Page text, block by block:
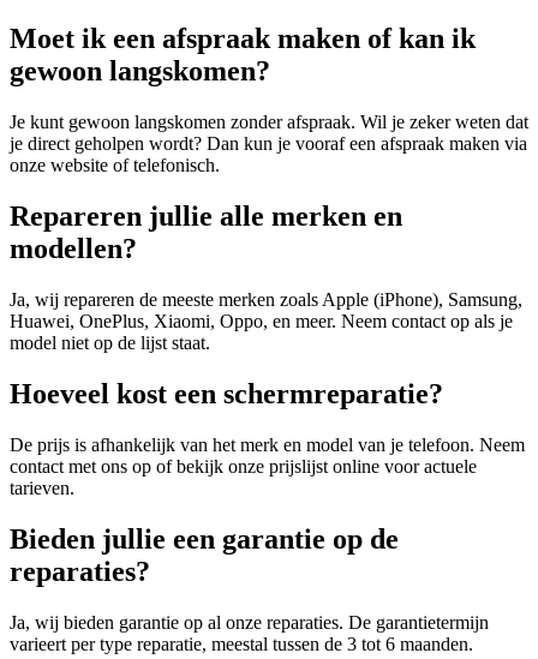
Moet ik een afspraak maken of kan ik
gewoon langskomen?
Je kunt gewoon langskomen zonder afspraak. Wil je zeker weten dat
je direct geholpen wordt? Dan kun je vooraf een afspraak maken via
onze website of telefonisch.
Repareren jullie alle merken en
modellen?
Ja, wij repareren de meeste merken zoals Apple (iPhone), Samsung,
Huawei, OnePlus, Xiaomi, Oppo, en meer. Neem contact op als je
model niet op de lijst staat.
Hoeveel kost een schermreparatie?
De prijs is afhankelijk van het merk en model van je telefoon. Neem
contact met ons op of bekijk onze prijslijst online voor actuele
tarieven.
Bieden jullie een garantie op de
reparaties?
Ja, wij bieden garantie op al onze reparaties. De garantietermijn
varieert per type reparatie, meestal tussen de 3 tot 6 maanden.